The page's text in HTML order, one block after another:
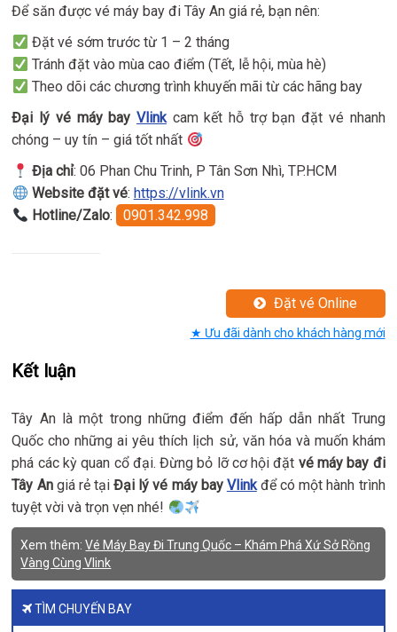
Để săn được vé máy bay đi Tây An giá rẻ, bạn nên:
Đặt vé sớm trước từ 1 – 2 tháng
Tránh đặt vào mùa cao điểm (Tết, lễ hội, mùa hè)
Theo dõi các chương trình khuyến mãi từ các hãng bay
Đại lý vé máy bay Vlinkcam kết hỗ trợ bạn đặt vé nhanh
chóng – uy tín – giá tốt nhất
Địa chỉ: 06 Phan Chu Trinh, P Tân Sơn Nhì, TP.HCM
Website đặt vé: https://vlink.vn
Hotline/Zalo: 0901.342.998
Đặt vé Online
★ Ưu đãi dành cho khách hàng mới
Kết luận
Tây An là một trong những điểm đến hấp dẫn nhất Trung
Quốc cho những ai yêu thích lịch sử, văn hóa và muốn khám
phá các kỳ quan cổ đại. Đừng bỏ lỡ cơ hội đặt vé máy bay đi
Tây Angiá rẻ tạiĐại lý vé máy bay Vlinkđể có một hành trình
tuyệt vời và trọn vẹn nhé!
Xem thêm:Vé Máy Bay Đi Trung Quốc – Khám Phá Xứ Sở Rồng
Vàng Cùng Vlink
TÌM CHUYẾN BAY